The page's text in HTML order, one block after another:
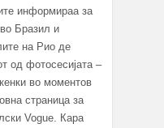
информираа за
Бразил и
на Рио де
од фотосесијата –
во моментов
страница за
Vogue. Кара